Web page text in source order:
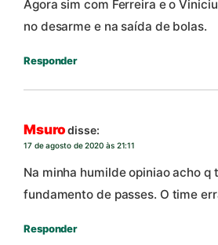
Agora sim com Ferreira e o
no desarme e na saída de bolas.
Responder
Msuro disse:
17 de agosto de 2020 às 21:11
Na minha humilde opiniao acho
fundamento de passes. O time
Responder